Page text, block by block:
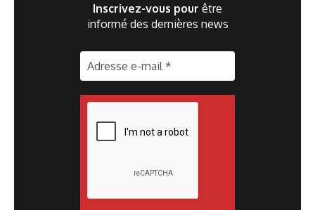
Inscrivez-vous pour être
informé des dernières news